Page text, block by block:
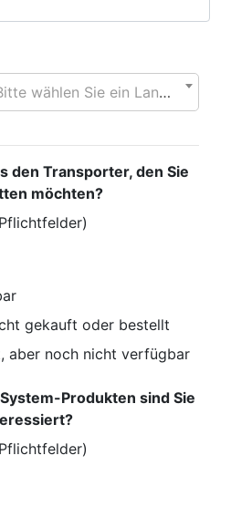
*** Erforderlich – Bitte wählen Sie ein Land aus
den Transporter, den Sie
möchten?
gekauft oder bestellt
aber noch nicht verfügbar
Produkten sind Sie